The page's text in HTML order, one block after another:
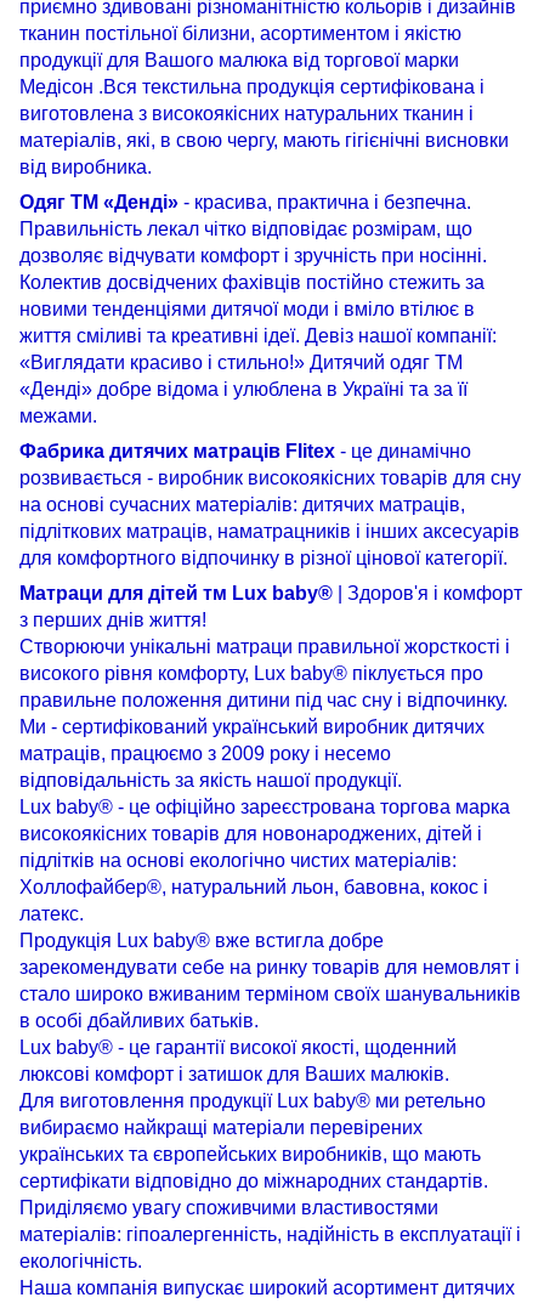
приємно здивовані різноманітністю кольорів і дизайнів
тканин постільної білизни, асортиментом і якістю
продукції для Вашого малюка від торгової марки
Медісон .Вся текстильна продукція сертифікована і
виготовлена ​​з високоякісних натуральних тканин і
матеріалів, які, в свою чергу, мають гігієнічні висновки
від виробника.
Одяг ТМ «Денді» - красива, практична і безпечна.
Правильність лекал чітко відповідає розмірам, що
дозволяє відчувати комфорт і зручність при носінні.
Колектив досвідчених фахівців постійно стежить за
новими тенденціями дитячої моди і вміло втілює в
життя сміливі та креативні ідеї. Девіз нашої компанії:
«Виглядати красиво і стильно!» Дитячий одяг ТМ
«Денді» добре відома і улюблена в Україні та за її
межами.
Фабрика дитячих матраців Flitex - це динамічно
розвивається - виробник високоякісних товарів для сну
на основі сучасних матеріалів: дитячих матраців,
підліткових матраців, наматрацників і інших аксесуарів
для комфортного відпочинку в різної цінової категорії.
Матраци для дітей тм Lux baby®
| Здоров'я і комфорт
з перших днів життя!
Створюючи унікальні матраци правильної жорсткості і
високого рівня комфорту, Lux baby® піклується про
правильне положення дитини під час сну і відпочинку.
Ми - сертифікований український виробник дитячих
матраців, працюємо з 2009 року і несемо
відповідальність за якість нашої продукції.
Lux baby® - це офіційно зареєстрована торгова марка
високоякісних товарів для новонароджених, дітей і
підлітків на основі екологічно чистих матеріалів:
Холлофайбер®, натуральний льон, бавовна, кокос і
латекс.
Продукція Lux baby® вже встигла добре
зарекомендувати себе на ринку товарів для немовлят і
стало широко вживаним терміном своїх шанувальників
в особі дбайливих батьків.
Lux baby® - це гарантії високої якості, щоденний
люксові комфорт і затишок для Ваших малюків.
Для виготовлення продукції Lux baby® ми ретельно
вибираємо найкращі матеріали перевірених
українських та європейських виробників, що мають
сертифікати відповідно до міжнародних стандартів.
Приділяємо увагу споживчими властивостями
матеріалів: гіпоалергенність, надійність в експлуатації і
екологічність.
Наша компанія випускає широкий асортимент дитячих